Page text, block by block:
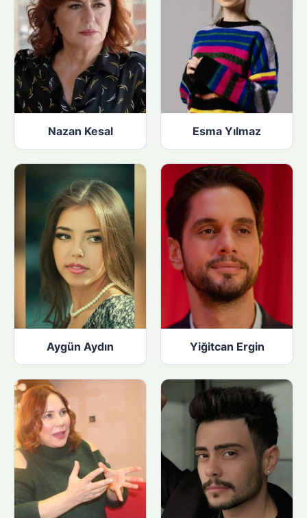
Nazan Kesal Esma Yılmaz
Aygün Aydın Yiğitcan Ergin